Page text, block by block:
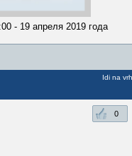
- 19 апреля 2019 года
Idi na vrh
0